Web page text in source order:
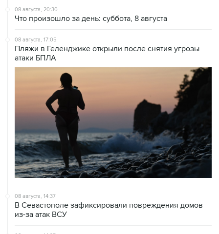
08 августа, 20:30
Что произошло за день: суббота, 8 августа
08 августа, 17:05
Пляжи в Геленджике открыли после снятия угрозы
атаки БПЛА
08 августа, 14:37
В Севастополе зафиксировали повреждения домов
из-за атак ВСУ